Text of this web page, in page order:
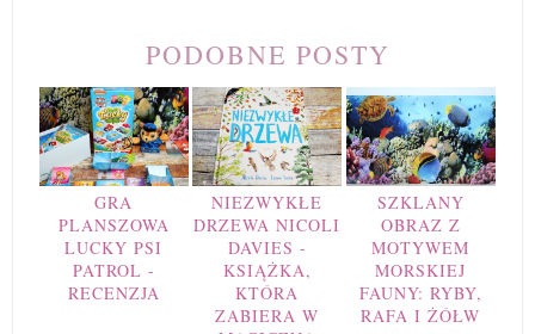
PODOBNE POSTY
GRA
PLANSZOWA
LUCKY PSI
PATROL -
RECENZJA
NIEZWYKŁE
DRZEWA NICOLI
DAVIES -
KSIĄŻKA,
KTÓRA
ZABIERA W
SZKLANY
OBRAZ Z
MOTYWEM
MORSKIEJ
FAUNY: RYBY,
RAFA I ŻÓŁW